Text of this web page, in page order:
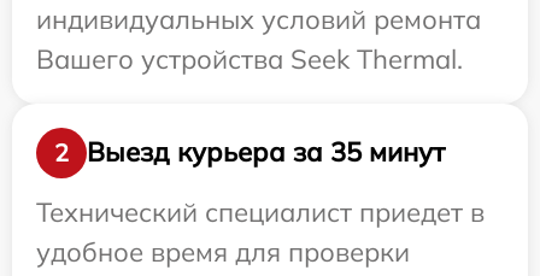
индивидуальных условий ремонта
Вашего устройства Seek Thermal.
2
Выезд курьера за 35 минут
Технический специалист приедет в
удобное время для проверки